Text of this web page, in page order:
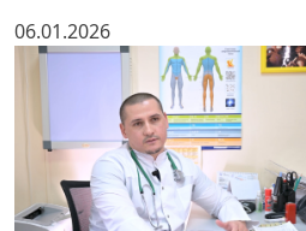
06.01.2026